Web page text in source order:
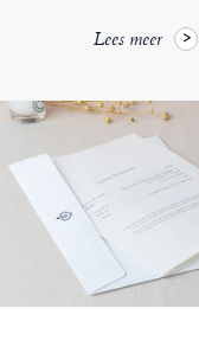
Lees meer